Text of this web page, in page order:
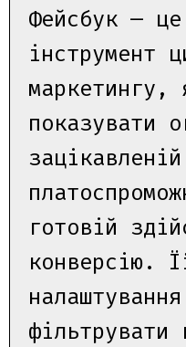
Фейсбук —
інструмент
маркетингу,
показувати
зацікавленій
готовій
конверсію.
фільтрувати